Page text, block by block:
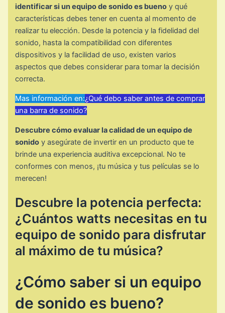
identificar si un equipo de sonido es bueno y qué
características debes tener en cuenta al momento de
realizar tu elección. Desde la potencia y la fidelidad del
sonido, hasta la compatibilidad con diferentes
dispositivos y la facilidad de uso, existen varios
aspectos que debes considerar para tomar la decisión
correcta.
Mas información en:¿Qué debo saber antes de comprar
una barra de sonido?
Descubre cómo evaluar la calidad de un equipo de
sonido y asegúrate de invertir en un producto que te
brinde una experiencia auditiva excepcional. No te
conformes con menos, ¡tu música y tus películas se lo
merecen!
Descubre la potencia perfecta:
¿Cuántos watts necesitas en tu
equipo de sonido para disfrutar
al máximo de tu música?
¿Cómo saber si un equipo
de sonido es bueno?